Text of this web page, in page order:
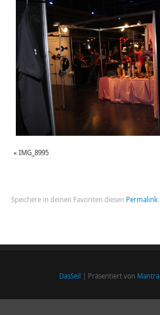
« IMG_8995
Speichere in deinen Favoriten diesen Permalink.
DasSeil | Präsentiert von Mantra